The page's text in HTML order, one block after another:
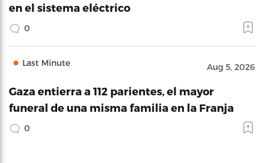
en el sistema eléctrico
0
Last Minute Aug 5, 2026
Gaza entierra a 112 parientes, el mayor
funeral de una misma familia en la Franja
0